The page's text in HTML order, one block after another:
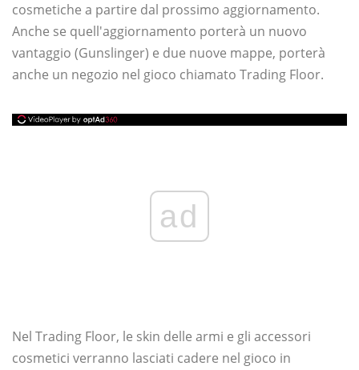
cosmetiche a partire dal prossimo aggiornamento.
Anche se quell'aggiornamento porterà un nuovo
vantaggio (Gunslinger) e due nuove mappe, porterà
anche un negozio nel gioco chiamato Trading Floor.
ad
Nel Trading Floor, le skin delle armi e gli accessori
cosmetici verranno lasciati cadere nel gioco in